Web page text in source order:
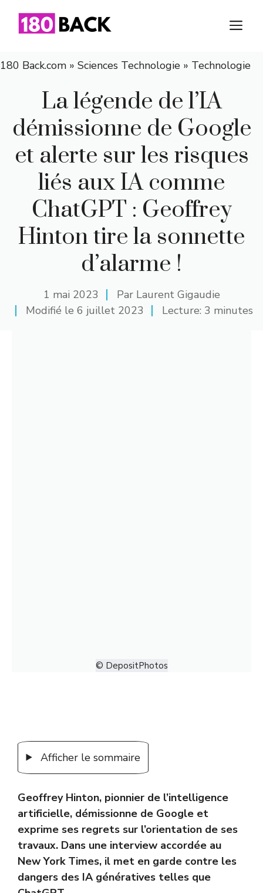
180 Back.com » Sciences Technologie » Technologie
La légende de l’IA
démissionne de Google
et alerte sur les risques
liés aux IA comme
ChatGPT : Geoffrey
Hinton tire la sonnette
d’alarme !
1 mai 2023 Par Laurent Gigaudie
Modifié le 6 juillet 2023 Lecture: 3 minutes
© DepositPhotos
Afficher le sommaire
Geoffrey Hinton, pionnier de l’intelligence
artificielle, démissionne de Google et
exprime ses regrets sur l’orientation de ses
travaux. Dans une interview accordée au
New York Times, il met en garde contre les
dangers des IA génératives telles que